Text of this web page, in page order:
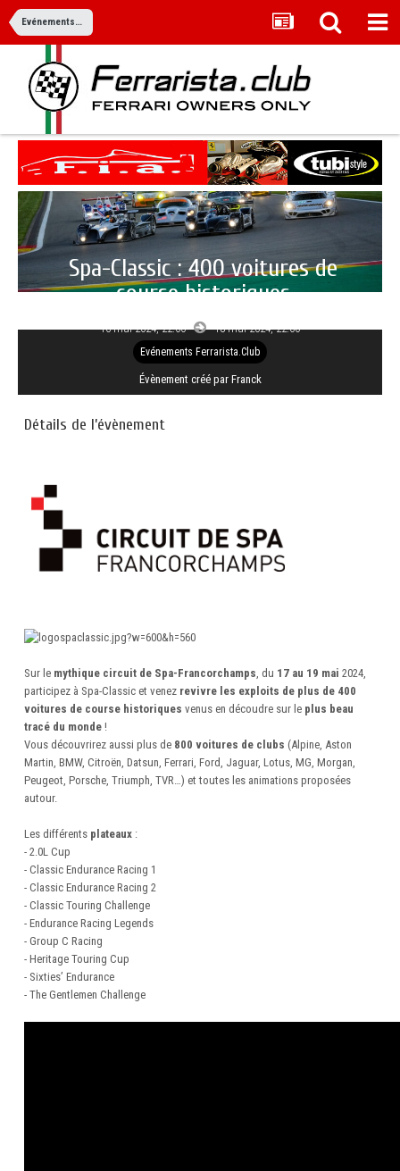
Evénements Ferrarista.Club
Spa-Classic : 400 voitures de
course historiques
16 mai 2024, 22:00 18 mai 2024,22:00
Evénements Ferrarista.Club
Évènement créé par Franck
Détails de l’évènement
Sur le mythique circuit de Spa-Francorchamps, du 17 au 19 mai 2024,
participez à Spa-Classic et venez revivre les exploits de plus de 400
voitures de course historiques venus en découdre sur le plus beau
tracé du monde !
Vous découvrirez aussi plus de 800 voitures de clubs (Alpine, Aston
Martin, BMW, Citroën, Datsun, Ferrari, Ford, Jaguar, Lotus, MG, Morgan,
Peugeot, Porsche, Triumph, TVR…) et toutes les animations proposées
autour.
Les différents plateaux :
- 2.0L Cup
- Classic Endurance Racing 1
- Classic Endurance Racing 2
- Classic Touring Challenge
- Endurance Racing Legends
- Group C Racing
- Heritage Touring Cup
- Sixties’ Endurance
- The Gentlemen Challenge